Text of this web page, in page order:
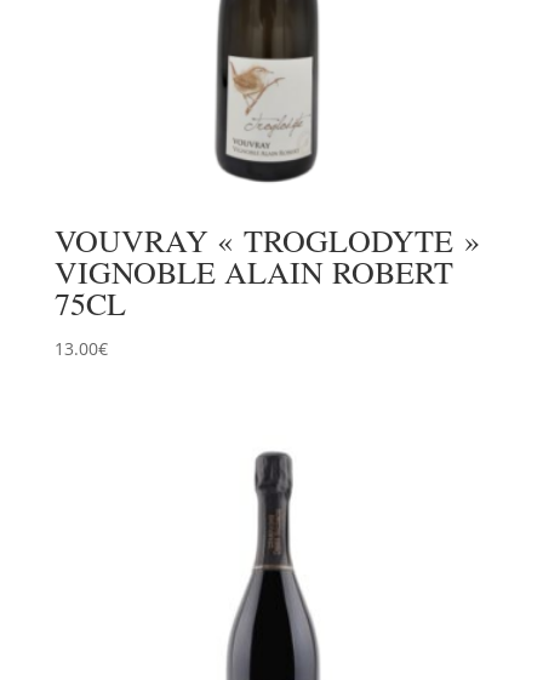
VOUVRAY « TROGLODYTE »
VIGNOBLE ALAIN ROBERT
75CL
13.00€